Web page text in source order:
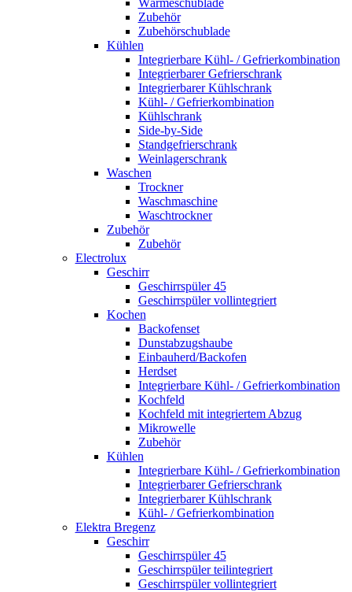
Wärmeschublade
Zubehör
Zubehörschublade
Kühlen
Integrierbare Kühl- / Gefrierkombination
Integrierbarer Gefrierschrank
Integrierbarer Kühlschrank
Kühl- / Gefrierkombination
Kühlschrank
Side-by-Side
Standgefrierschrank
Weinlagerschrank
Waschen
Trockner
Waschmaschine
Waschtrockner
Zubehör
Zubehör
Electrolux
Geschirr
Geschirrspüler 45
Geschirrspüler vollintegriert
Kochen
Backofenset
Dunstabzugshaube
Einbauherd/Backofen
Herdset
Integrierbare Kühl- / Gefrierkombination
Kochfeld
Kochfeld mit integriertem Abzug
Mikrowelle
Zubehör
Kühlen
Integrierbare Kühl- / Gefrierkombination
Integrierbarer Gefrierschrank
Integrierbarer Kühlschrank
Kühl- / Gefrierkombination
Elektra Bregenz
Geschirr
Geschirrspüler 45
Geschirrspüler teilintegriert
Geschirrspüler vollintegriert